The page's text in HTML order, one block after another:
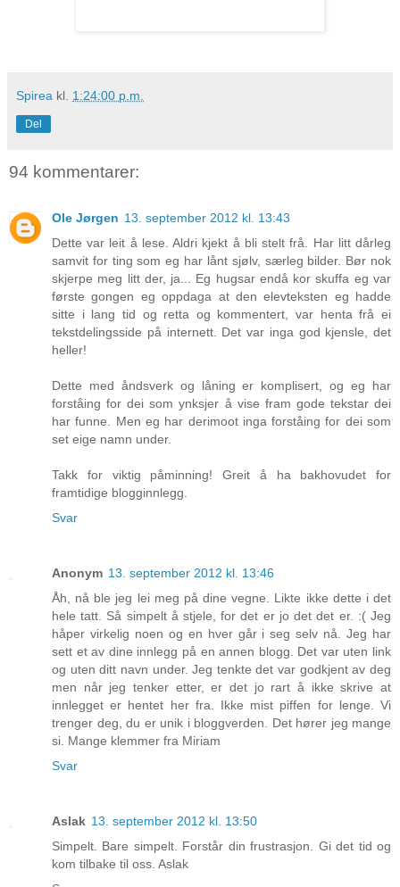
Spirea kl. 1:24:00 p.m.
Del
94 kommentarer:
Ole Jørgen 13. september 2012 kl. 13:43
Dette var leit å lese. Aldri kjekt å bli stelt frå. Har litt dårleg
samvit for ting som eg har lånt sjølv, særleg bilder. Bør nok
skjerpe meg litt der, ja... Eg hugsar endå kor skuffa eg var
første gongen eg oppdaga at den elevteksten eg hadde
sitte i lang tid og retta og kommentert, var henta frå ei
tekstdelingsside på internett. Det var inga god kjensle, det
heller!
Dette med åndsverk og låning er komplisert, og eg har
forståing for dei som ynksjer å vise fram gode tekstar dei
har funne. Men eg har derimoot inga forståing for dei som
set eige namn under.
Takk for viktig påminning! Greit å ha bakhovudet for
framtidige blogginnlegg.
Svar
Anonym 13. september 2012 kl. 13:46
Åh, nå ble jeg lei meg på dine vegne. Likte ikke dette i det
hele tatt. Så simpelt å stjele, for det er jo det det er. :( Jeg
håper virkelig noen og en hver går i seg selv nå. Jeg har
sett et av dine innlegg på en annen blogg. Det var uten link
og uten ditt navn under. Jeg tenkte det var godkjent av deg
men når jeg tenker etter, er det jo rart å ikke skrive at
innlegget er hentet her fra. Ikke mist piffen for lenge. Vi
trenger deg, du er unik i bloggverden. Det hører jeg mange
si. Mange klemmer fra Miriam
Svar
Aslak 13. september 2012 kl. 13:50
Simpelt. Bare simpelt. Forstår din frustrasjon. Gi det tid og
kom tilbake til oss. Aslak